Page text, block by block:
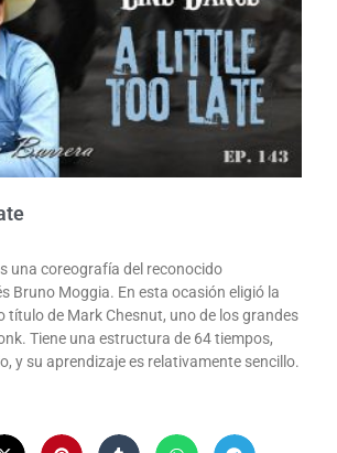
una coreografía del reconocido
Bruno Moggia. En esta ocasión eligió la
título de Mark Chesnut, uno de los grandes
Tiene una estructura de 64 tiempos,
y su aprendizaje es relativamente sencillo.